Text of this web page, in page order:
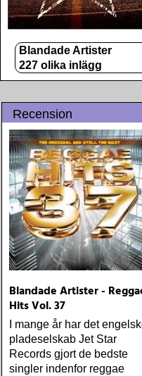
Blandade Artister
227 olika inlägg
Recension
Blandade Artister -
Hits Vol. 37
I mange år har det
pladeselskab Jet Star
Records gjort de bedste
singler indenfor reggae